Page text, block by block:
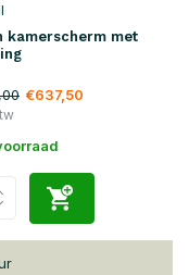
kamerscherm met
€637,50